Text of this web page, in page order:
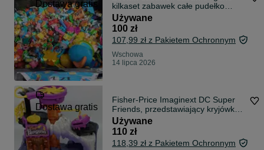
Dostawa gratis
kilkaset zabawek całe pudełko
zabawek minifigurki DARMOWA
DOSTAWA OLX
Używane
100 zł
107,99 zł z Pakietem Ochronnym
Wschowa
14 lipca 2026
Dostawa gratis
Fisher-Price Imaginext DC Super
Friends, przedstawiający kryjówkę
Pingwina The Penguin Lair
Używane
110 zł
118,39 zł z Pakietem Ochronnym